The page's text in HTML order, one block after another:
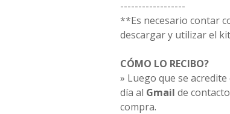
------------------
**Es necesario contar
descargar y utilizar el kit
CÓMO LO RECIBO?
» Luego que se
día al Gmail de
compra.